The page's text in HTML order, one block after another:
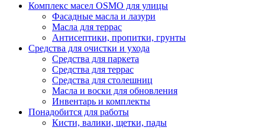
Комплекс масел OSMO для улицы
Фасадные масла и лазури
Масла для террас
Антисептики, пропитки, грунты
Средства для очистки и ухода
Средства для паркета
Средства для террас
Средства для столешниц
Масла и воски для обновления
Инвентарь и комплекты
Понадобится для работы
Кисти, валики, щетки, пады